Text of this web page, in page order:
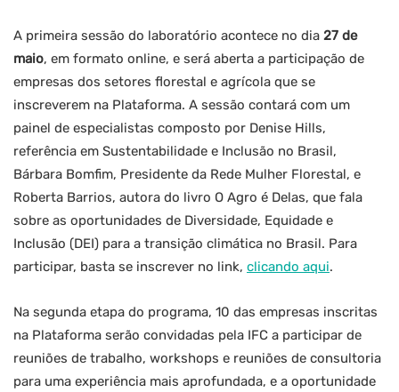
A primeira sessão do laboratório acontece no dia 27 de
maio, em formato online, e será aberta a participação de
empresas dos setores florestal e agrícola que se
inscreverem na Plataforma. A sessão contará com um
painel de especialistas composto por Denise Hills,
referência em Sustentabilidade e Inclusão no Brasil,
Bárbara Bomfim, Presidente da Rede Mulher Florestal, e
Roberta Barrios, autora do livro O Agro é Delas, que fala
sobre as oportunidades de Diversidade, Equidade e
Inclusão (DEI) para a transição climática no Brasil. Para
participar, basta se inscrever no link, clicando aqui.
Na segunda etapa do programa, 10 das empresas inscritas
na Plataforma serão convidadas pela IFC a participar de
reuniões de trabalho, workshops e reuniões de consultoria
para uma experiência mais aprofundada, e a oportunidade